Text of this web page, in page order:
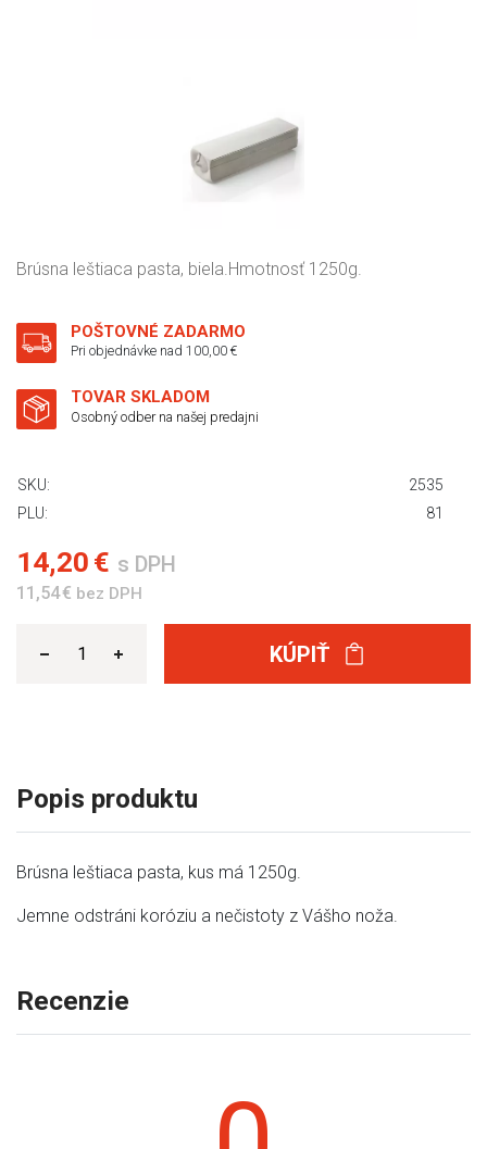
Brúsna leštiaca pasta, biela.Hmotnosť 1250g.
POŠTOVNÉ ZADARMO
Pri objednávke nad 100,00 €
TOVAR SKLADOM
Osobný odber na našej predajni
SKU:
2535
PLU:
81
14,20 € s DPH
11,54 € bez DPH
KÚPIŤ
Popis produktu
Brúsna leštiaca pasta, kus má 1250g.
Jemne odstráni koróziu a nečistoty z Vášho noža.
Recenzie